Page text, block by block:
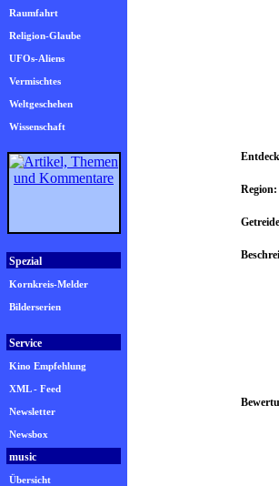
Raumfahrt
Religion-Glaube
UFOs-Aliens
Vermischtes
Weltgeschehen
Wissenschaft
Spezial
Kornkreis-Melder
Bilderserien
Service
Kino Empfehlung
XML - Feed
Newsletter
Newsbox
music
Übersicht
Region: